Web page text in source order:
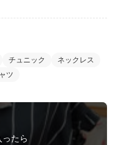
チュニック
ネックレス
ツ
たら